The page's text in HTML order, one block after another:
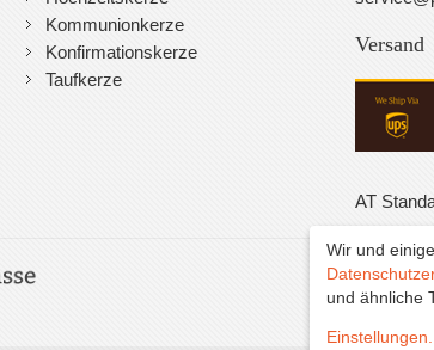
Kommunionkerze
Konfirmationskerze
Taufkerze
Versand
AT
Wir und
und ähnliche
Einstellungen